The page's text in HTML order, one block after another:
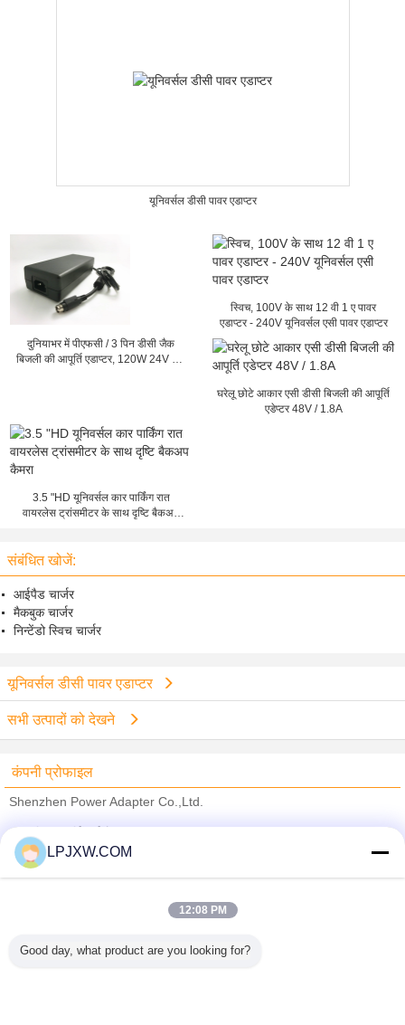
यूनिवर्सल डीसी पावर एडाप्टर
दुनियाभर में पीएफसी / 3 पिन डीसी जैक
बिजली की आपूर्ति एडाप्टर, 120W 24V 5A
स्विच, 100V के साथ 12 वी 1 ए पावर
एडाप्टर - 240V यूनिवर्सल एसी पावर एडाप्टर
घरेलू छोटे आकार एसी डीसी बिजली की आपूर्ति
एडेप्टर 48V / 1.8A
3.5 "HD यूनिवर्सल कार पार्किंग रात
वायरलेस ट्रांसमीटर के साथ दृष्टि बैकअप
संबंधित खोजें:
आईपैड चार्जर
मैकबुक चार्जर
निन्टेंडो स्विच चार्जर
यूनिवर्सल डीसी पावर एडाप्टर
सभी उत्पादों को देखने
कंपनी प्रोफाइल
Shenzhen Power Adapter Co.,Ltd.
Trust Seal
Verified Suplier
सभी उत्पाद
LPJXW.COM
12:08 PM
Good day, what product are you looking for?